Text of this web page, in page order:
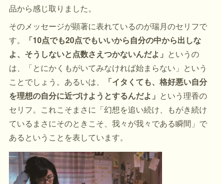
品から感じ取りました。
そのメッセージが顕著に表れているのが瑞月のセリフで
す。
「10点でも20点でもいいから自分の中から出しな
よ、そうしないと点数さえつかないんだよ」 というの
は、「とにかくもがいてみなければ始まらない」という
ことでしょう。あるいは、
「イタくても、格好悪い自分
を理想の自分に近づけようとするんだよ」 という理香の
セリフ。これこそまさに「幻想を追い続け、もがき続け
ているまさにそのときこそ、我々が我々である瞬間」で
あるということを表しています。